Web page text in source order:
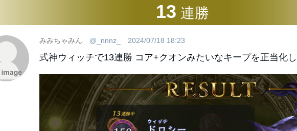
13 連勝
みみちゃみん @_nnnz_ 2024/07/18 18:23
式神ウィッチで13連勝 コア+クオンみたいなキープを正当化